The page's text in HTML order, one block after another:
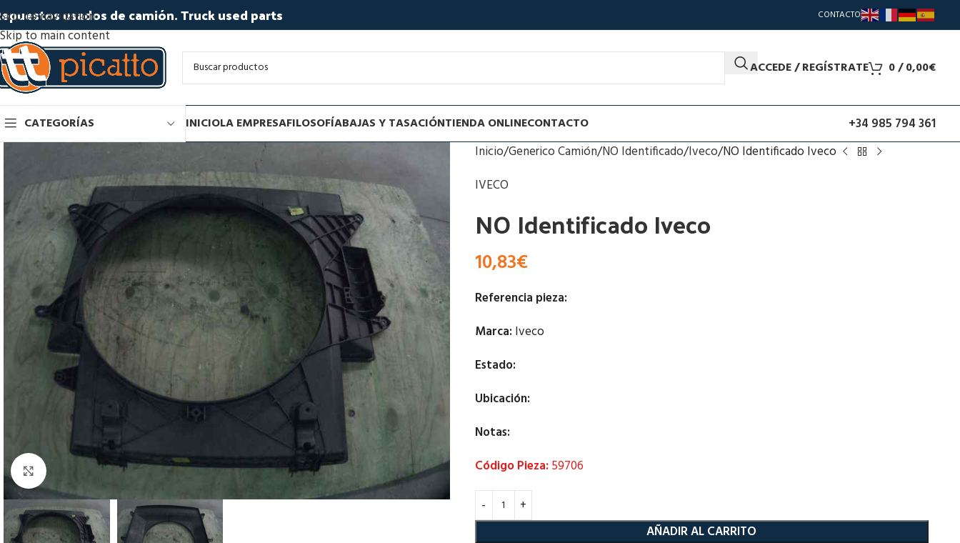
Skip to navigation
Skip to main content
usados de camión. Truck used parts CONTACTO
ACCEDE / REGÍSTRATE 0/0,00€
CATEGORÍAS INICIOLA EMPRESAFILOSOFÍABAJAS Y TASACIÓNTIENDA ONLINECONTACTO +34 985 794 361
Click to enlarge
Inicio Generico Camión NO Identificado Iveco NO Identificado Iveco
IVECO
NO Identificado Iveco
10,83€
Referencia pieza:
Marca: Iveco
Estado:
Ubicación:
Notas:
Código Pieza: 59706
AÑADIR AL CARRITO